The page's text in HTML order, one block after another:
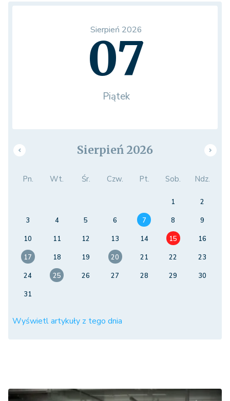
Sierpień 2026
07
Piątek
Sierpień 2026
Pn. Wt. Śr. Czw. Pt. Sob. Ndz.
1
2
3
4 5 6 7 8
9
10
11 12 13 14 15
16
17
18 19 20 21 22
23
24
25 26 27 28 29
30
31
Wyświetl artykuły z tego dnia